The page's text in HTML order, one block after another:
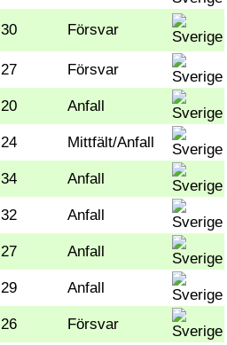
30 Försvar
27 Försvar
20 Anfall
24 Mittfält/Anfall
34 Anfall
32 Anfall
27 Anfall
29 Anfall
26 Försvar